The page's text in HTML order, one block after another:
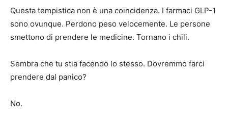
Questa tempistica non è una coincidenza. I farmaci GLP-1
sono ovunque. Perdono peso velocemente. Le persone
smettono di prendere le medicine. Tornano i chili.
Sembra che tu stia facendo lo stesso. Dovremmo farci
prendere dal panico?
No.